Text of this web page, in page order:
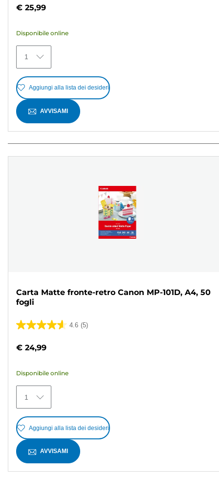
5
372
recensioni
€ 25,99
Disponibile online
1
Aggiungi alla lista dei desideri
AVVISAMI
Carta Matte fronte-retro Canon MP-101D, A4, 50
fogli
4.6 (5)
4.6
5
5
recensioni
€ 24,99
Disponibile online
1
Aggiungi alla lista dei desideri
AVVISAMI